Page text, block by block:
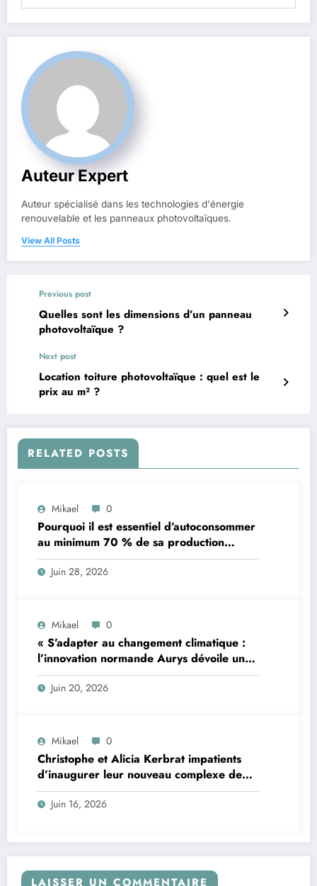
Auteur Expert
Auteur spécialisé dans les technologies d'énergie
renouvelable et les panneaux photovoltaïques.
View All Posts
Previous post
Quelles sont les dimensions d’un panneau
photovoltaïque ?
Next post
Location toiture photovoltaïque : quel est le
prix au m² ?
RELATED POSTS
Mikael 0
Pourquoi il est essentiel d’autoconsommer
au minimum 70 % de sa production
d’électricité solaire : enjeux et solutions
pour le photovoltaïque résidentiel
Juin 28, 2026
Mikael 0
« S’adapter au changement climatique :
l’innovation normande Aurys dévoile un
véhicule révolutionnaire »
Juin 20, 2026
Mikael 0
Christophe et Alicia Kerbrat impatients
d’inaugurer leur nouveau complexe de
padel à Plourin-lès-Morlaix
Juin 16, 2026
LAISSER UN COMMENTAIRE